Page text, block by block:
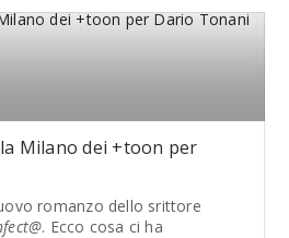
Milano dei +toon per
romanzo dello srittore
. Ecco cosa ci ha